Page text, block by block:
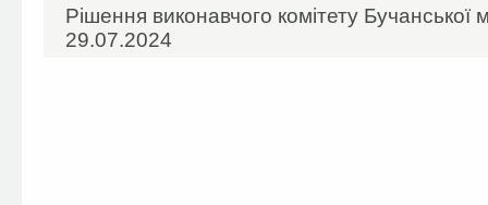
Рішення виконавчого комітету Бучанської
29.07.2024